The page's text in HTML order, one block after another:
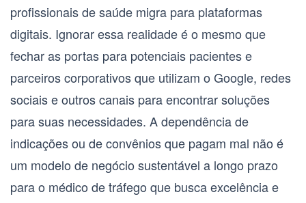
profissionais de saúde migra para plataformas
digitais. Ignorar essa realidade é o mesmo que
fechar as portas para potenciais pacientes e
parceiros corporativos que utilizam o Google, redes
sociais e outros canais para encontrar soluções
para suas necessidades. A dependência de
indicações ou de convênios que pagam mal não é
um modelo de negócio sustentável a longo prazo
para o médico de tráfego que busca excelência e